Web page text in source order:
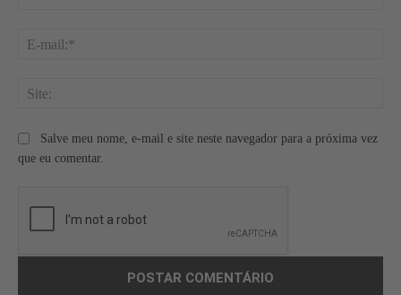
Salve meu nome, e-mail e site neste navegador para a próxima vez
que eu comentar.